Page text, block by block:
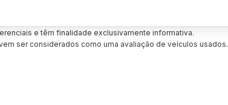
e têm finalidade exclusivamente informativa.
ser considerados como uma avaliação de veículos usados.